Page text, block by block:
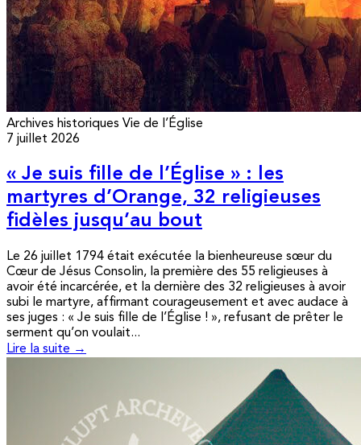
Archives historiques Vie de l’Église
7 juillet 2026
« Je suis fille de l’Église » : les
martyres d’Orange, 32 religieuses
fidèles jusqu’au bout
Le 26 juillet 1794 était exécutée la bienheureuse sœur du
Cœur de Jésus Consolin, la première des 55 religieuses à
avoir été incarcérée, et la dernière des 32 religieuses à avoir
subi le martyre, affirmant courageusement et avec audace à
ses juges : « Je suis fille de l’Église ! », refusant de prêter le
serment qu’on voulait...
Lire la suite →